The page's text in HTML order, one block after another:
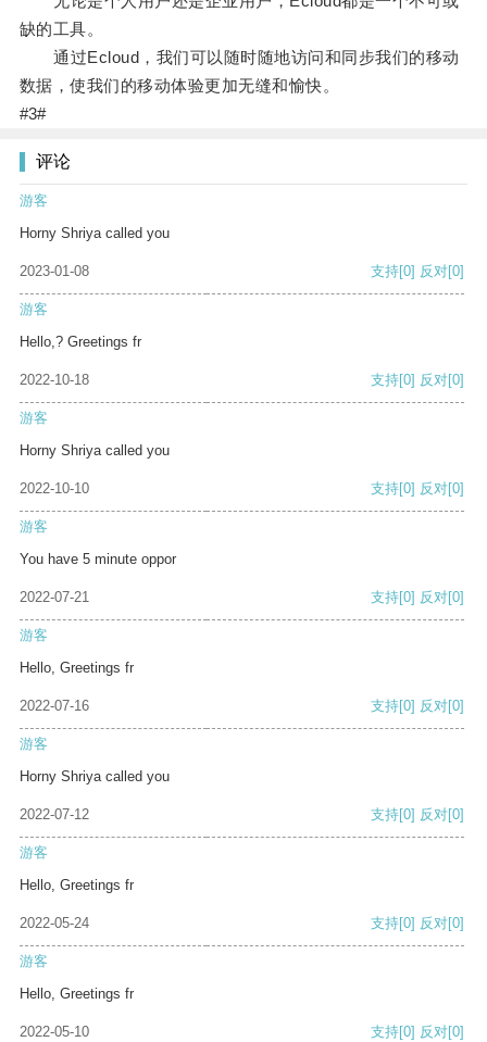
缺的工具。
通过Ecloud，我们可以随时随地访问和同步我们的移动
数据，使我们的移动体验更加无缝和愉快。
#3#
评论
游客
Horny Shriya called you
2023-01-08 支持[0] 反对[0]
游客
Hello,? Greetings fr
2022-10-18 支持[0] 反对[0]
游客
Horny Shriya called you
2022-10-10 支持[0] 反对[0]
游客
You have 5 minute oppor
2022-07-21 支持[0] 反对[0]
游客
Hello, Greetings fr
2022-07-16 支持[0] 反对[0]
游客
Horny Shriya called you
2022-07-12 支持[0] 反对[0]
游客
Hello, Greetings fr
2022-05-24 支持[0] 反对[0]
游客
Hello, Greetings fr
2022-05-10 支持[0] 反对[0]